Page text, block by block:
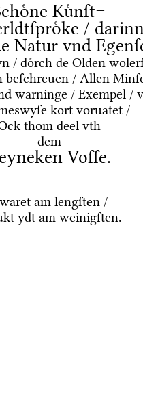
Kuͤnſt=
/
Natur vnd
/ doͤrch de Olden
beſchreuen / Allen
warninge / Exempel /
kort voruatet /
thom deel vth
dem
Voſſe.
am lengſten /
ydt am weinigſten.